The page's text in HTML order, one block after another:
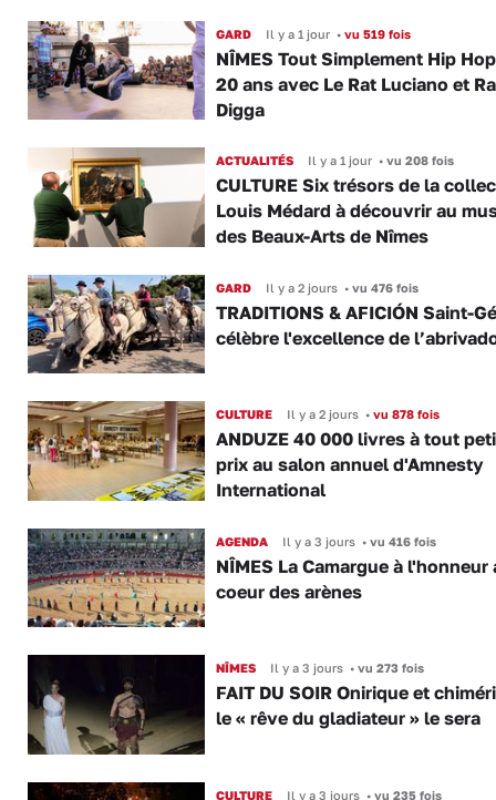
GARD Il y a 1 jour •vu 519 fois
NÎMES Tout Simplement Hip
20 ans avec Le Rat Luciano et
Digga
ACTUALITÉS Il y a 1 jour •vu 208 fois
CULTURE Six trésors de la
Louis Médard à découvrir au
des Beaux-Arts de Nîmes
GARD Il y a 2 jours •vu 476 fois
TRADITIONS & AFICIÓN Saint-
célèbre l'excellence de
CULTURE Il y a 2 jours •vu 878 fois
ANDUZE 40 000 livres à tout
prix au salon annuel d'Amnesty
International
AGENDA Il y a 3 jours •vu 416 fois
NÎMES La Camargue à l'honneur
coeur des arènes
NÎMES Il y a 3 jours •vu 273 fois
FAIT DU SOIR Onirique et
le « rêve du gladiateur » le sera
CULTURE Il y a 3 jours •vu 235 fois